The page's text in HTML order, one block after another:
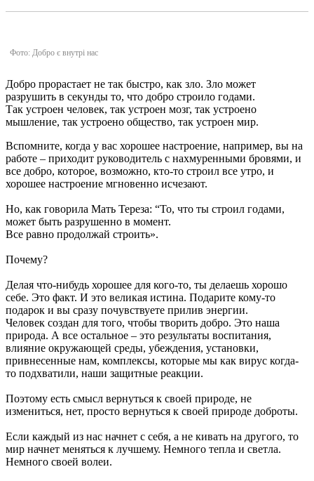
Фото: Добро є внутрі нас
Добро прорастает не так быстро, как зло. Зло может
разрушить в секунды то, что добро строило годами.
Так устроен человек, так устроен мозг, так устроено
мышление, так устроено общество, так устроен мир.
Вспомните, когда у вас хорошее настроение, например, вы на
работе – приходит руководитель с нахмуренными бровями, и
все добро, которое, возможно, кто-то строил все утро, и
хорошее настроение мгновенно исчезают.
Но, как говорила Мать Тереза: “То, что ты строил годами,
может быть разрушенно в момент.
Все равно продолжай строить».
Почему?
Делая что-нибудь хорошее для кого-то, ты делаешь хорошо
себе. Это факт. И это великая истина. Подарите кому-то
подарок и вы сразу почувствуете прилив энергии.
Человек создан для того, чтобы творить добро. Это наша
природа. А все остальное – это результаты воспитания,
влияние окружающей среды, убеждения, установки,
привнесенные нам, комплексы, которые мы как вирус когда-
то подхватили, наши защитные реакции.
Поэтому есть смысл вернуться к своей природе, не
измениться, нет, просто вернуться к своей природе доброты.
Если каждый из нас начнет с себя, а не кивать на другого, то
мир начнет меняться к лучшему. Немного тепла и светла.
Немного своей волеи.